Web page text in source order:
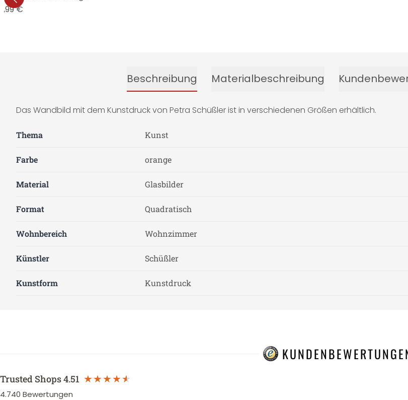
€
Beschreibung Materialbeschreibung
Das Wandbild mit dem Kunstdruck von Petra Schüßler ist in verschiedenen Größen erhältlich.
Thema Kunst
Farbe orange
Material Glasbilder
Format Quadratisch
Wohnbereich Wohnzimmer
Künstler Schüßler
Kunstform Kunstdruck
Trusted Shops4.51
4.740 Bewertungen